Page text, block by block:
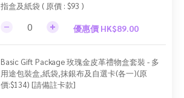
指盒及紙袋 ( 原價 : $93 )
優惠價 HK$89.00
Basic Gift Package 玫瑰金皮革禮物盒套裝 - 多
用途包裝盒,紙袋,抹銀布及自選卡(各一)(原
價:$134) [請備註卡款]